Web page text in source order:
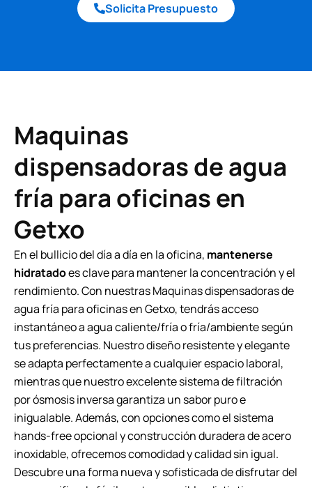
Solicita Presupuesto
Maquinas
dispensadoras de agua
fría para oficinas en
Getxo
En el bullicio del día a día en la oficina, mantenerse
hidratadoes clave para mantener la concentración y el
rendimiento. Con nuestras Maquinas dispensadoras de
agua fría para oficinas en Getxo, tendrás acceso
instantáneo a agua caliente/fría o fría/ambiente según
tus preferencias. Nuestro diseño resistente y elegante
se adapta perfectamente a cualquier espacio laboral,
mientras que nuestro excelente sistema de filtración
por ósmosis inversa garantiza un sabor puro e
inigualable. Además, con opciones como el sistema
hands-free opcional y construcción duradera de acero
inoxidable, ofrecemos comodidad y calidad sin igual.
Descubre una forma nueva y sofisticada de disfrutar del